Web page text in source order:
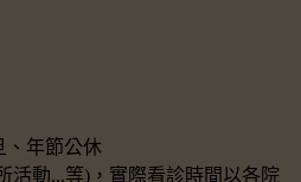
、年節公休
活動...等)，實際看診時間以各院